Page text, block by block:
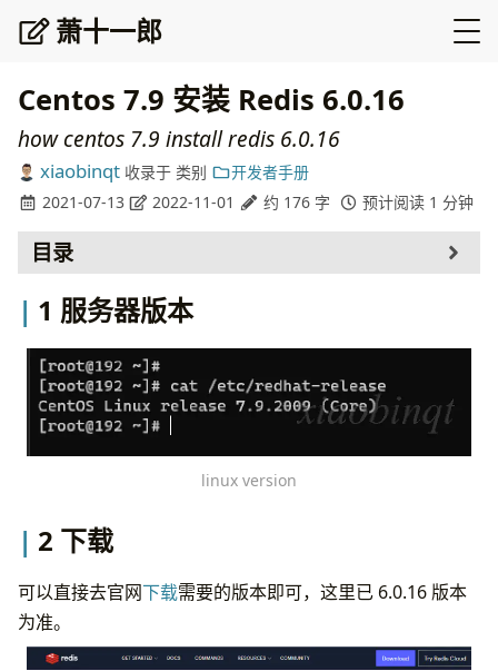
萧十一郎
Centos 7.9 安装 Redis 6.0.16
how centos 7.9 install redis 6.0.16
xiaobinqt 收录于 类别
开发者手册
2021-07-13
2022-11-01 约 176 字 预计阅读 1 分钟
目录
服务器版本
下载
安装
常见问题
cc: command not found
1 服务器版本
linux version
2 下载
可以直接去官网下载需要的版本即可，这里已 6.0.16 版本
为准。